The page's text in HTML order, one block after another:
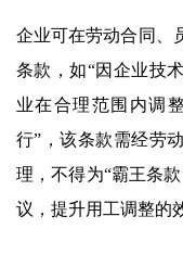
企业可在劳动合同、
条款，如“因企业技
业在合理范围内调
行”，该条款需经劳
理，不得为“霸王条
议，提升用工调整的